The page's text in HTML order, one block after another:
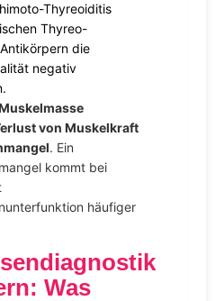
Thyreoiditis
Thyreo-
die
negativ
von Muskelkraft
. Ein
kommt bei
häufiger
Was